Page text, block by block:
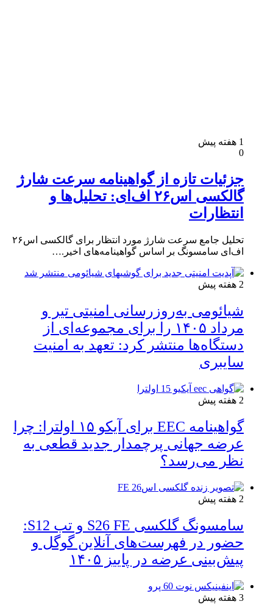
1 هفته پیش
0
جزئیات تازه از گواهینامه سرعت شارژ
گالکسی اس۲۶ اف‌ای: تحلیل‌ها و
انتظارات
تحلیل جامع سرعت شارژ مورد انتظار برای گالکسی اس۲۶
اف‌ای سامسونگ بر اساس گواهینامه‌های اخیر.…
2 هفته پیش
شیائومی به‌روزرسانی امنیتی تیر و
مرداد ۱۴۰۵ را برای مجموعه‌ای از
دستگاه‌ها منتشر کرد: تعهد به امنیت
سایبری
2 هفته پیش
گواهینامه EEC برای آیکو ۱۵ اولترا: چرا
عرضه جهانی پرچمدار جدید قطعی به
نظر می‌رسد؟
2 هفته پیش
سامسونگ گلکسی S26 FE و تب S12:
حضور در فهرست‌های آنلاین گوگل و
پیش‌بینی عرضه در پاییز ۱۴۰۵
3 هفته پیش